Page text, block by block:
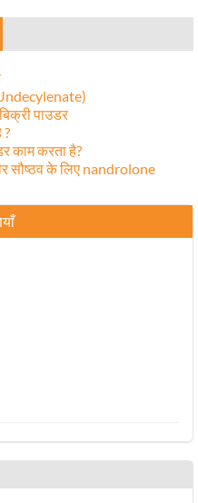
पाउडर
?
काम करता है?
सौष्ठव के लिए nandrolone